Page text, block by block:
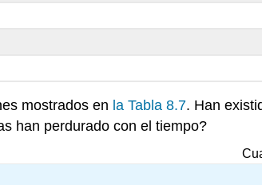
mostrados en la Tabla 8.7. Han
han perdurado con el tiempo?